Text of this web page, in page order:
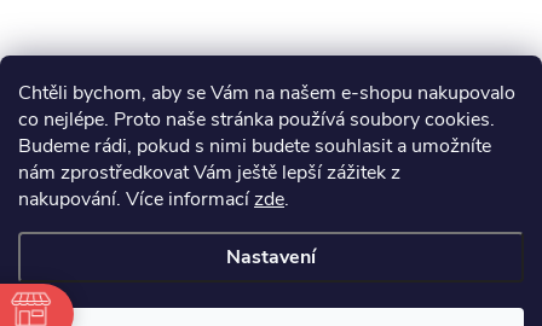
Chtěli bychom, aby se Vám na našem e-shopu nakupovalo
co nejlépe. Proto naše stránka používá soubory cookies.
Budeme rádi, pokud s nimi budete souhlasit a umožníte
nám zprostředkovat Vám ještě lepší zážitek z
nakupování. Více informacízde.
Nastavení